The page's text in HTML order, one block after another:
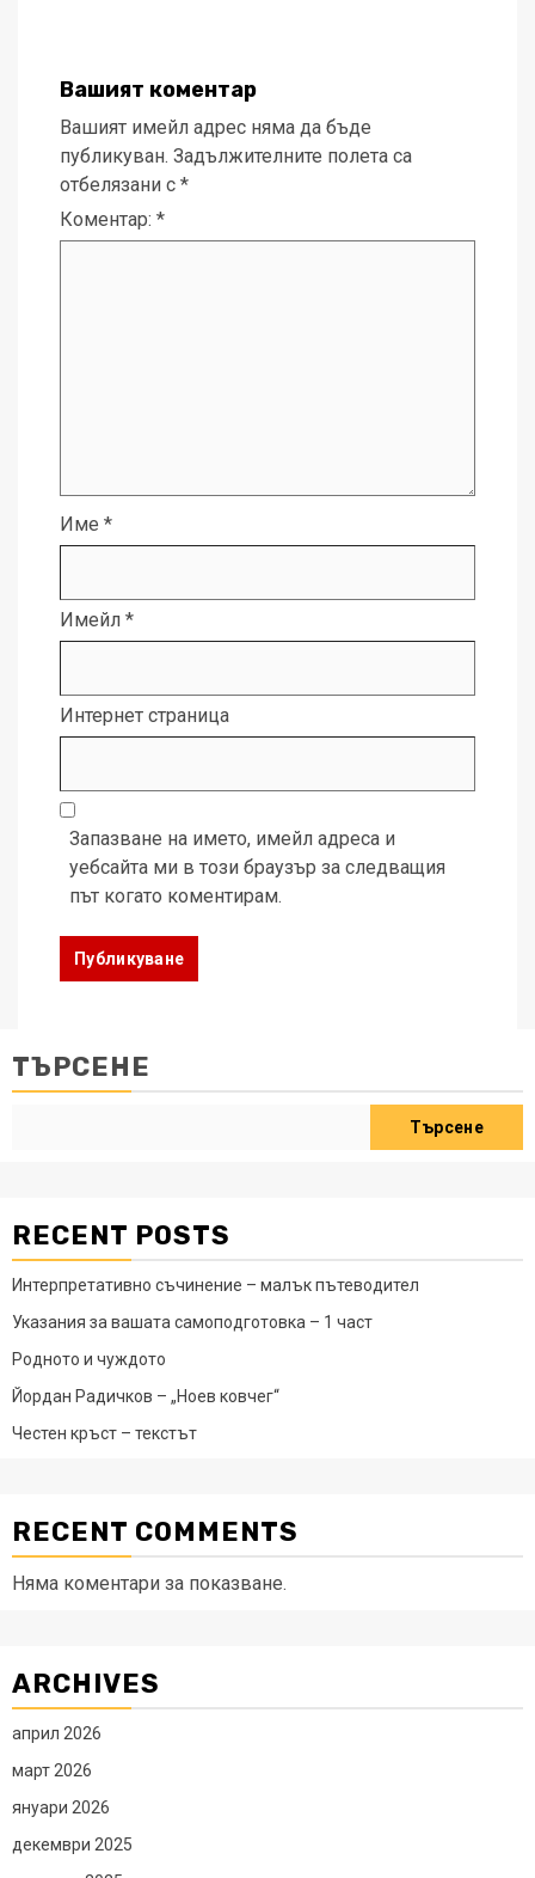
Вашият коментар
Вашият имейл адрес няма да бъде
публикуван. Задължителните полета са
отбелязани с *
Коментар: *
Име *
Имейл *
Интернет страница
Запазване на името, имейл адреса и
уебсайта ми в този браузър за следващия
път когато коментирам.
ТЪРСЕНЕ
Търсене
RECENT POSTS
Интерпретативно съчинение – малък пътеводител
Указания за вашата самоподготовка – 1 част
Родното и чуждото
Йордан Радичков – „Ноев ковчег“
Честен кръст – текстът
RECENT COMMENTS
Няма коментари за показване.
ARCHIVES
април 2026
март 2026
януари 2026
декември 2025